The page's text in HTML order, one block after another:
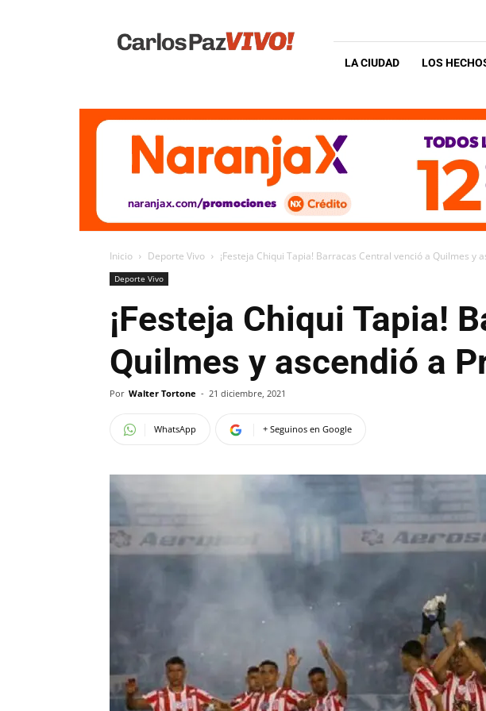
Vivo
LA CIUDAD LOS
Inicio Deporte Vivo ¡Festeja Chiqui Tapia! Barracas Central venció a Quilmes y
Deporte Vivo
¡Festeja Chiqui Tapia!
Quilmes y ascendió a
Por Walter Tortone - 21 diciembre, 2021
WhatsApp + Seguinos en Google